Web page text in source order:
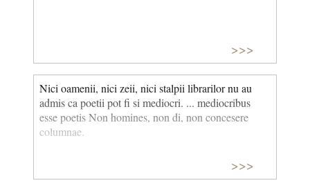
>>>
Nici oamenii, nici zeii, nici stalpii librarilor nu au
admis ca poetii pot fi si mediocri. ... mediocribus
esse poetis Non homines, non di, non concesere
columnae.
>>>